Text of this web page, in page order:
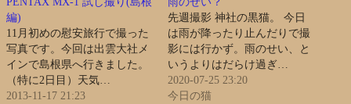
編)
11月初めの慰安旅行で撮った
写真です。今回は出雲大社メ
インで島根県へ行きました。
（特に2日目）天気…
2013-11-17 21:23
先週撮影 神社の黒猫。 今日
は雨が降ったり止んだりで撮
影には行かず。雨のせい、と
いうよりはだらけ過ぎ…
2020-07-25 23:20
今日の猫